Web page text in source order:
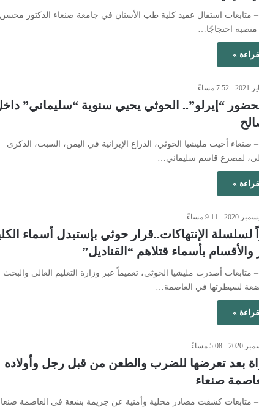
– متابعات استقال عميد كلية طب الأسنان في جامعة صنعاء الدكتور محسن
احتجاجًا…
»
“إيرلو”.. الحوثي يحيي سنوية “سليماني”
– صنعاء أحيت مليشيا الحوثي، الذراع الإيرانية في اليمن، السبت، الذكرى
لمصرع قاسم سليماني…
»
لسلسلة الإنتهاكات..قرار حوثي بإستبدل أسماء
والأقسام بأسماء قتلاهم “القناديل”
– متابعات أصدرت مليشيا الحوثي، تعميماً عبر وزارة التعليم العالي والبحث
لسيطرتها في العاصمة…
»
بعد تعرضها للضرب والطعن من قبل رجل وأولاده
صنعاء
– متابعات كشفت مصادر محلية وأمنية عن جريمة بشعة في العاصمة